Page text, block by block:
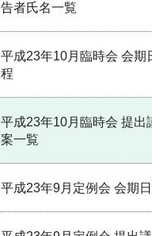
告者氏名一覧
平成23年10月臨時会 会期
程
平成23年10月臨時会 提出
案一覧
平成23年9月定例会 会期